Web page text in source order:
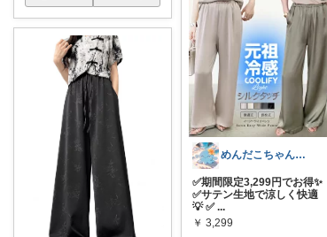
めんだこちゃん💘使う力💪
✅期間限定3,299円でお得✨
✅サテン生地で涼しく快適
💡 ✅ ...
￥ 3,299